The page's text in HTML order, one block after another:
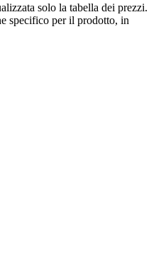
solo la tabella dei prezzi.
specifico per il prodotto, in